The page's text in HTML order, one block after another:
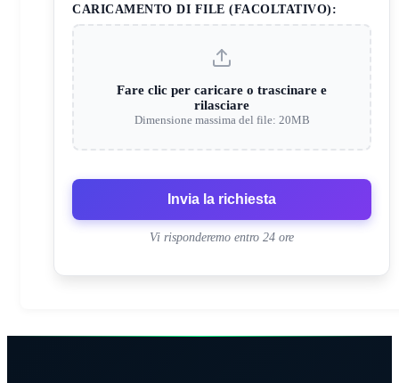
CARICAMENTO DI FILE (FACOLTATIVO):
Fare clic per caricare o trascinare e
rilasciare
Dimensione massima del file: 20MB
Invia la richiesta
Vi risponderemo entro 24 ore